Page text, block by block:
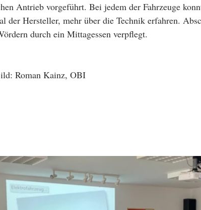
Antrieb vorgeführt. Bei jedem der Fahrzeuge
der Hersteller, mehr über die Technik erfahren.
durch ein Mittagessen verpflegt.
Roman Kainz, OBI